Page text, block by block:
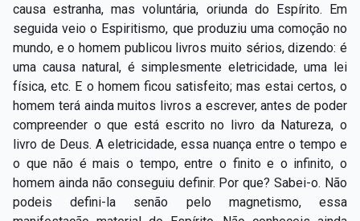
causa estranha, mas voluntária, oriunda do Espírito. Em
seguida veio o Espiritismo, que produziu uma comoção no
mundo, e o homem publicou livros muito sérios, dizendo: é
uma causa natural, é simplesmente eletricidade, uma lei
física, etc. E o homem ficou satisfeito; mas estai certos, o
homem terá ainda muitos livros a escrever, antes de poder
compreender o que está escrito no livro da Natureza, o
livro de Deus. A eletricidade, essa nuança entre o tempo e
o que não é mais o tempo, entre o finito e o infinito, o
homem ainda não conseguiu definir. Por que? Sabei-o. Não
podeis defini-la senão pelo magnetismo, essa